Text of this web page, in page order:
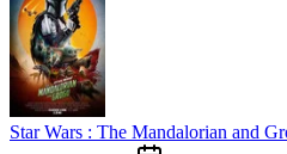
Star Wars : The Mandalorian and